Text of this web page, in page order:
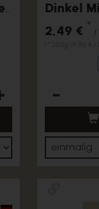
Dinkel
2,49 € *
/